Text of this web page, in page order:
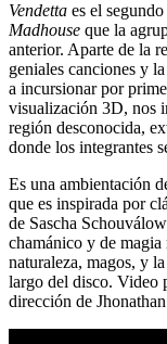
Vendetta es el
Madhouse que la
anterior. Aparte de la
geniales canciones y
a incursionar por
visualización 3D, nos
región desconocida,
donde los integrantes
Es una ambientación
que es inspirada por
de Sascha
chamánico y de magia
naturaleza, magos, y
largo del disco. Video
dirección de